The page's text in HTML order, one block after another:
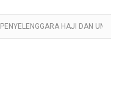
PENYELENGGARA HAJI DAN UMROH